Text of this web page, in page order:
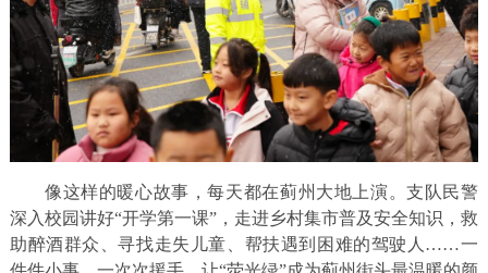
像这样的暖心故事，每天都在蓟州大地上演。支队民警
深入校园讲好“开学第一课”，走进乡村集市普及安全知识，救
助醉酒群众、寻找走失儿童、帮扶遇到困难的驾驶人……一